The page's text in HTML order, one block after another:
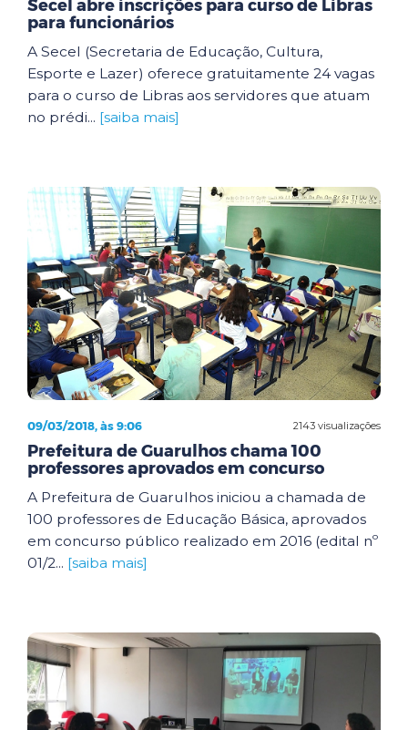
Secel abre inscrições para curso de Libras
para funcionários
A Secel (Secretaria de Educação, Cultura,
Esporte e Lazer) oferece gratuitamente 24 vagas
para o curso de Libras aos servidores que atuam
no prédi... [saiba mais]
2143 visualizações
09/03/2018, às 9:06
Prefeitura de Guarulhos chama 100
professores aprovados em concurso
A Prefeitura de Guarulhos iniciou a chamada de
100 professores de Educação Básica, aprovados
em concurso público realizado em 2016 (edital nº
01/2... [saiba mais]